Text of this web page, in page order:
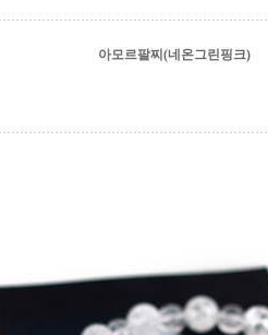
아모르팔찌(네온그린핑크)